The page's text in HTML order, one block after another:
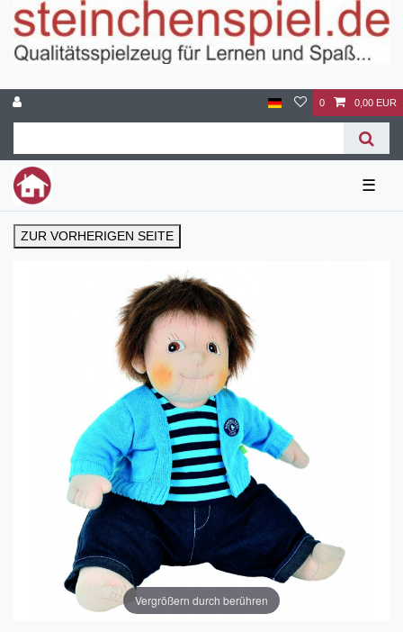
0 0,00 EUR
☰
ZUR VORHERIGEN SEITE
Vergrößern durch berühren